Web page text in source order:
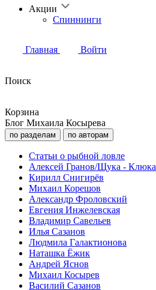
Акции
Спиннинги
Главная Войти
Поиск
Корзина
Блог Михаила Косырева
по разделам по авторам
Статьи о рыбной ловле
Алексей Гранов/Щука - Клюка
Кирилл Снигирёв
Михаил Корешов
Александр Фроловский
Евгения Инжелевская
Владимир Савельев
Илья Сазанов
Людмила Галактионова
Наташка Ёжик
Андрей Яснов
Михаил Косырев
Василий Сазанов